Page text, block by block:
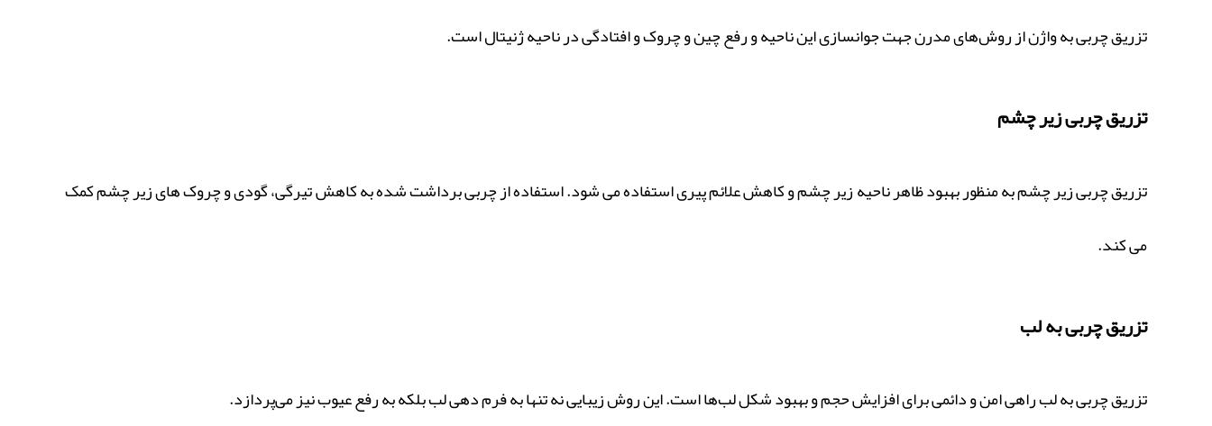
تزریق چربی به واژن از روش‌های مدرن جهت جوانسازی این ناحیه و رفع چین و چروک و افتادگی در ناحیه ژنیتال است.
تزریق چربی زیر چشم
تزریق چربی زیر چشم به منظور بهبود ظاهر ناحیه زیر چشم و کاهش علائم پیری استفاده می شود. استفاده از چربی برداشت شده به کاهش تیرگی، گودی و چروک های زیر چشم کمک
می کند.
تزریق چربی به لب
تزریق چربی به لب راهی امن و دائمی برای افزایش حجم و بهبود شکل لب‌ها است. این روش زیبایی نه تنها به فرم دهی لب بلکه به رفع عیوب نیز می‌پردازد.